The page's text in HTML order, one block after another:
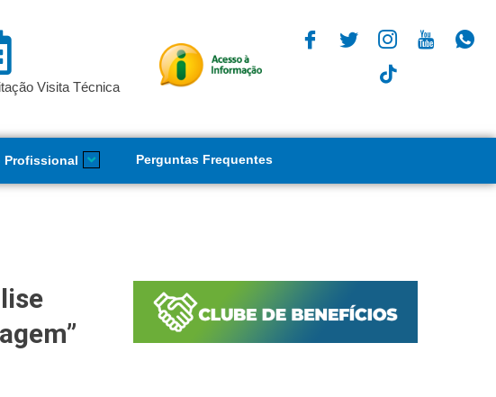
Visita Técnica
Profissional Perguntas Frequentes